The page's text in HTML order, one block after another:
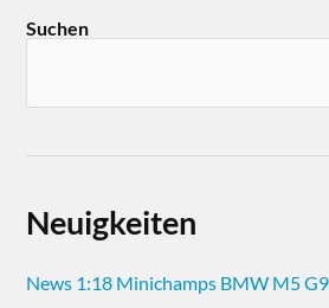
Suchen
Neuigkeiten
News 1:18 Minichamps BMW M5